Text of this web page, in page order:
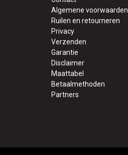
Algemene voorwaarden
Ruilen en retourneren
Privacy
Verzenden
Garantie
Disclaimer
Maattabel
Betaalmethoden
Partners